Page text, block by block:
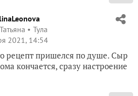
Тула
2021, 14:54
рецепт пришелся по душе. Сыр
кончается, сразу настроение